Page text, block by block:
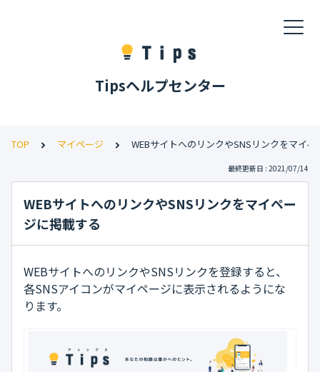
Tipsヘルプセンター
TOP マイページ WEBサイトへのリンクやSNSリンクをマイ
最終更新日 : 2021/07/14
WEBサイトへのリンクやSNSリンクをマイペー
ジに掲載する
WEBサイトへのリンクやSNSリンクを登録すると、
各SNSアイコンがマイページに表示されるようにな
ります。